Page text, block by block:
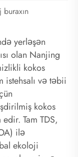
yerləşən
olan Nanjing
kokos
istehsalı və təbii
kokos
Tam TDS,
ilə
ekoloji